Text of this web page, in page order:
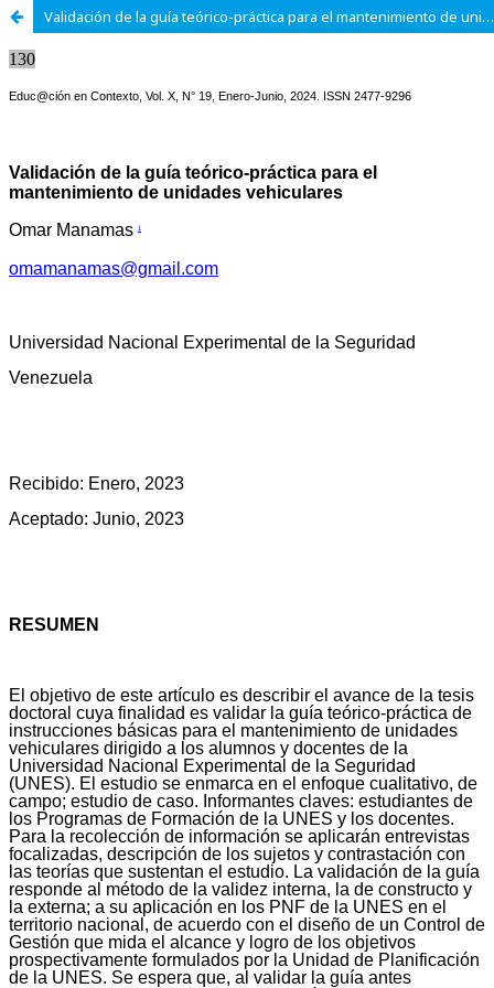
Validación de la guía teórico-práctica para el mantenimiento de unidades vehiculares